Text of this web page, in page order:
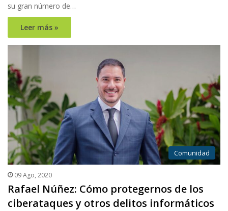
su gran número de…
Leer más »
Comunidad
09 Ago, 2020
Rafael Núñez: Cómo protegernos de los
ciberataques y otros delitos informáticos